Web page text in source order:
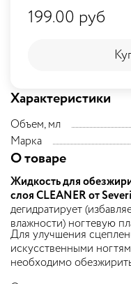
Характеристики
Объем, мл
Марка
О товаре
Жидкость для
слоя CLEANER от
дегидратирует
влажности) ногтевую
Для улучшения
искусственными
необходимо
199.00 руб